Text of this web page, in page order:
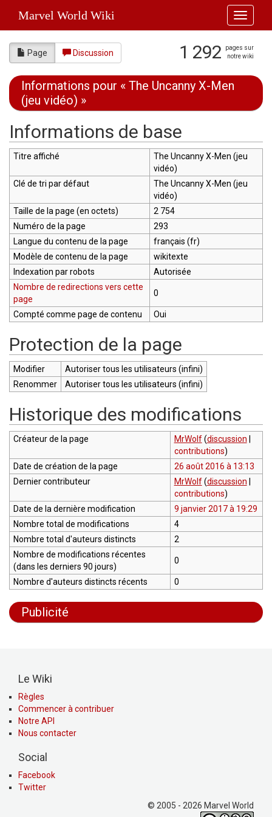
Toggle
Marvel World Wiki
Page Discussion 1 292
pages sur
notre wiki
Informations pour « The Uncanny X-Men
(jeu vidéo) »
Informations de base
Titre affiché
The Uncanny X-Men (jeu
vidéo)
Clé de tri par défaut
The Uncanny X-Men (jeu
vidéo)
Taille de la page (en octets)
2 754
Numéro de la page
293
Langue du contenu de la page
français (fr)
Modèle de contenu de la page
wikitexte
Indexation par robots
Autorisée
Nombre de redirections vers cette
page
0
Compté comme page de contenu Oui
Protection de la page
Modifier
Autoriser tous les utilisateurs (infini)
Renommer
Autoriser tous les utilisateurs (infini)
Historique des modifications
Créateur de la page MrWolf (discussion
contributions)
Date de création de la page
26 août 2016 à 13:13
Dernier contributeur
MrWolf (discussion
contributions)
Date de la dernière modification
9 janvier 2017 à 19:29
Nombre total de modifications
4
Nombre total d'auteurs distincts
2
Nombre de modifications récentes
(dans les derniers 90 jours)
0
Nombre d'auteurs distincts récents 0
Publicité
Le Wiki
Règles
Commencer à contribuer
Notre API
Nous contacter
Social
Facebook
Twitter
© 2005 - 2026 Marvel World